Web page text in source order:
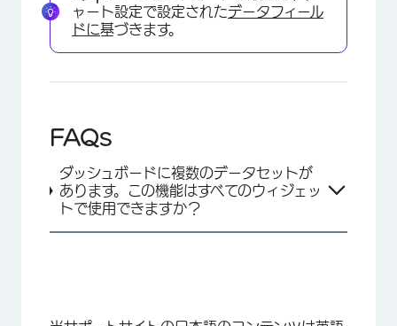
×
ャート設定で設定されたデータフィール
ドに基づきます。
FAQs
ダッシュボードに複数のデータセットが
あります。この機能はすべてのウィジェッ
トで使用できますか？